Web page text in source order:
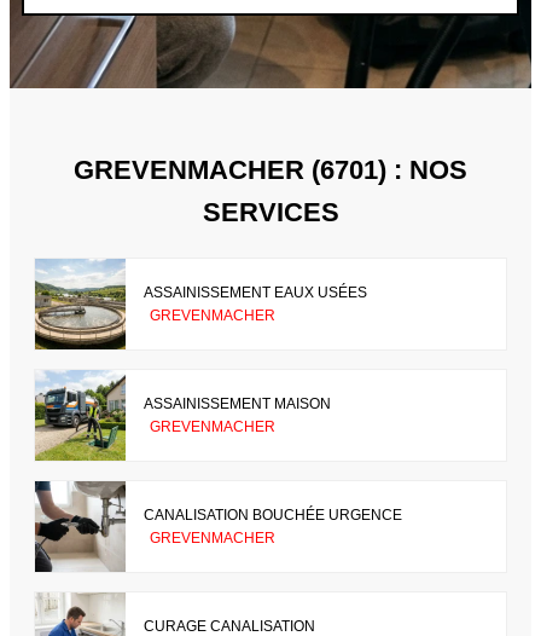
GREVENMACHER (6701) : NOS
SERVICES
ASSAINISSEMENT EAUX USÉES
GREVENMACHER
ASSAINISSEMENT MAISON
GREVENMACHER
CANALISATION BOUCHÉE URGENCE
GREVENMACHER
CURAGE CANALISATION